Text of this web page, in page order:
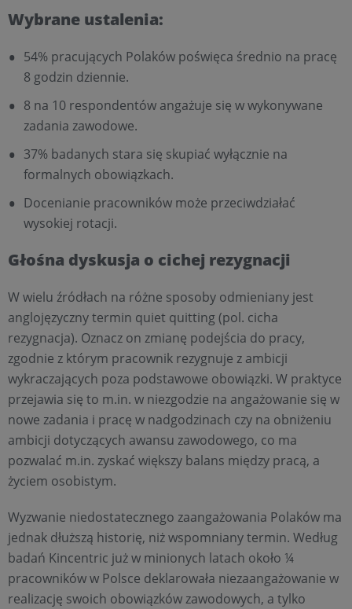
Wybrane ustalenia:
54% pracujących Polaków poświęca średnio na pracę
8 godzin dziennie.
8 na 10 respondentów angażuje się w wykonywane
zadania zawodowe.
37% badanych stara się skupiać wyłącznie na
formalnych obowiązkach.
Docenianie pracowników może przeciwdziałać
wysokiej rotacji.
Głośna dyskusja o cichej rezygnacji
W wielu źródłach na różne sposoby odmieniany jest
anglojęzyczny termin quiet quitting (pol. cicha
rezygnacja). Oznacz on zmianę podejścia do pracy,
zgodnie z którym pracownik rezygnuje z ambicji
wykraczających poza podstawowe obowiązki. W praktyce
przejawia się to m.in. w niezgodzie na angażowanie się w
nowe zadania i pracę w nadgodzinach czy na obniżeniu
ambicji dotyczących awansu zawodowego, co ma
pozwalać m.in. zyskać większy balans między pracą, a
życiem osobistym.
Wyzwanie niedostatecznego zaangażowania Polaków ma
jednak dłuższą historię, niż wspomniany termin. Według
badań Kincentric już w minionych latach około ¼
pracowników w Polsce deklarowała niezaangażowanie w
realizację swoich obowiązków zawodowych, a tylko